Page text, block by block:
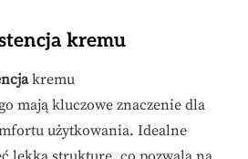
kremu
kremu
mają kluczowe znaczenie dla
użytkowania. Idealne